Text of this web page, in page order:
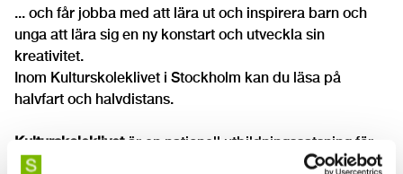
... och får jobba med att lära ut och inspirera barn och
unga att lära sig en ny konstart och utveckla sin
kreativitet.
Inom Kulturskoleklivet i Stockholm kan du läsa på
halvfart och halvdistans.
Kulturskoleklivetär en nationell utbildningssatsning för
att svara mot behovet av fortbildning och fler utbildade